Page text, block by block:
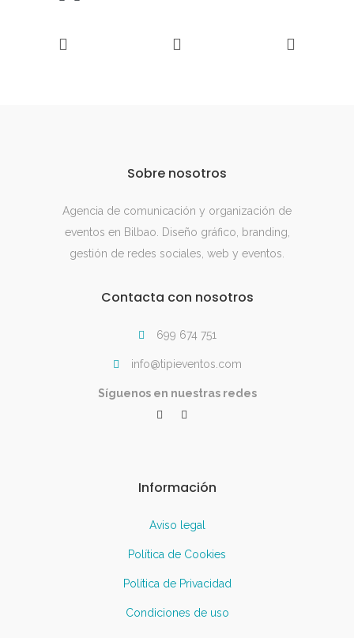
Sobre nosotros
Agencia de comunicación y organización de
eventos en Bilbao. Diseño gráfico, branding,
gestión de redes sociales, web y eventos.
Contacta con nosotros
699 674 751
info@tipieventos.com
Síguenos en nuestras redes
Información
Aviso legal
Política de Cookies
Política de Privacidad
Condiciones de uso